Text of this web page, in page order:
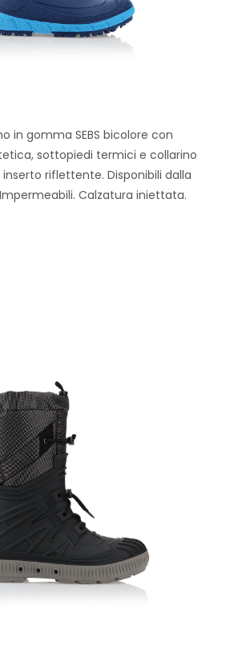
in gomma SEBS bicolore con
sottopiedi termici e collarino
riflettente. Disponibili dalla
Calzatura iniettata.